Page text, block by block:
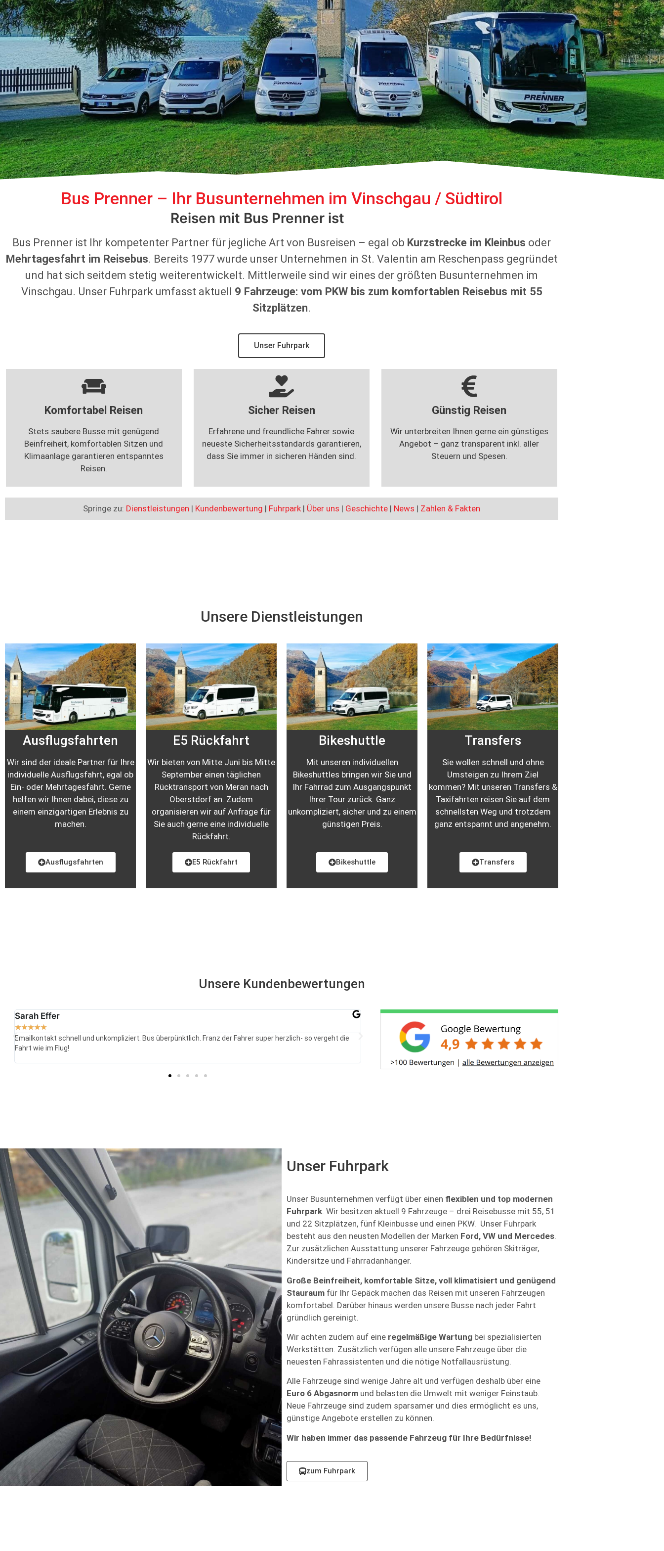
Bus Prenner – Ihr Busunternehmen im Vinschgau / Südtirol
Reisen mit Bus Prenner ist
g
Bus Prenner ist Ihr kompetenter Partner für jegliche Art von Busreisen – egal ob Kurzstrecke im Kleinbus oder
Mehrtagesfahrt im Reisebus. Bereits 1977 wurde unser Unternehmen in St. Valentin am Reschenpass gegründet
und hat sich seitdem stetig weiterentwickelt. Mittlerweile sind wir eines der größten Busunternehmen im
Vinschgau. Unser Fuhrpark umfasst aktuell 9 Fahrzeuge: vom PKW bis zum komfortablen Reisebus mit 55
Sitzplätzen.
Unser Fuhrpark
Komfortabel Reisen
Stets saubere Busse mit genügend
Beinfreiheit, komfortablen Sitzen und
Klimaanlage garantieren entspanntes
Reisen.
Sicher Reisen
Erfahrene und freundliche Fahrer sowie
neueste Sicherheitsstandards garantieren,
dass Sie immer in sicheren Händen sind.
Günstig Reisen
Wir unterbreiten Ihnen gerne ein günstiges
Angebot – ganz transparent inkl. aller
Steuern und Spesen.
Springe zu: Dienstleistungen | Kundenbewertung | Fuhrpark | Über uns | Geschichte | News | Zahlen & Fakten
Unsere Dienstleistungen
Ausflugsfahrten
Wir sind der ideale Partner für Ihre
individuelle Ausflugsfahrt, egal ob
Ein- oder Mehrtagesfahrt. Gerne
helfen wir Ihnen dabei, diese zu
einem einzigartigen Erlebnis zu
machen.
E5 Rückfahrt
Wir bieten von Mitte Juni bis Mitte
September einen täglichen
Rücktransport von Meran nach
Oberstdorf an. Zudem
organisieren wir auf Anfrage für
Sie auch gerne eine individuelle
Rückfahrt.
Bikeshuttle
Mit unseren individuellen
Bikeshuttles bringen wir Sie und
Ihr Fahrrad zum Ausgangspunkt
Ihrer Tour zurück. Ganz
unkompliziert, sicher und zu einem
günstigen Preis.
Transfers
Sie wollen schnell und ohne
Umsteigen zu Ihrem Ziel
kommen? Mit unseren Transfers &
Taxifahrten reisen Sie auf dem
schnellsten Weg und trotzdem
ganz entspannt und angenehm.
Ausflugsfahrten E5 Rückfahrt Bikeshuttle Transfers
Unsere Kundenbewertungen
Sarah Effer
★★★★★
Emailkontakt schnell und unkompliziert. Bus überpünktlich. Franz der Fahrer super herzlich- so vergeht die
Fahrt wie im Flug!
Jenny Krennrich
Alles hat reibungslos geklappt und dank unseres Fahrers Elmars schneller Reaktion konnten
Streckensperrung auf unserem Weg längere Verzögerungen umgehen. Wir würden den
wieder nutzen
Unser Fuhrpark
Unser Busunternehmen verfügt über einen flexiblen und top modernen
Fuhrpark. Wir besitzen aktuell 9 Fahrzeuge – drei Reisebusse mit 55, 51
und 22 Sitzplätzen, fünf Kleinbusse und einen PKW. Unser Fuhrpark
besteht aus den neusten Modellen der Marken Ford, VW und Mercedes.
Zur zusätzlichen Ausstattung unserer Fahrzeuge gehören Skiträger,
Kindersitze und Fahrradanhänger.
Große Beinfreiheit, komfortable Sitze, voll klimatisiert und genügend
Stauraum für Ihr Gepäck machen das Reisen mit unseren Fahrzeugen
komfortabel. Darüber hinaus werden unsere Busse nach jeder Fahrt
gründlich gereinigt.
Wir achten zudem auf eine regelmäßige Wartung bei spezialisierten
Werkstätten. Zusätzlich verfügen alle unsere Fahrzeuge über die
neuesten Fahrassistenten und die nötige Notfallausrüstung.
Alle Fahrzeuge sind wenige Jahre alt und verfügen deshalb über eine
Euro 6 Abgasnorm und belasten die Umwelt mit weniger Feinstaub.
Neue Fahrzeuge sind zudem sparsamer und dies ermöglicht es uns,
günstige Angebote erstellen zu können.
Wir haben immer das passende Fahrzeug für Ihre Bedürfnisse!
zum Fuhrpark